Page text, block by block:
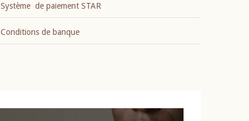
Système de paiement STAR
Conditions de banque